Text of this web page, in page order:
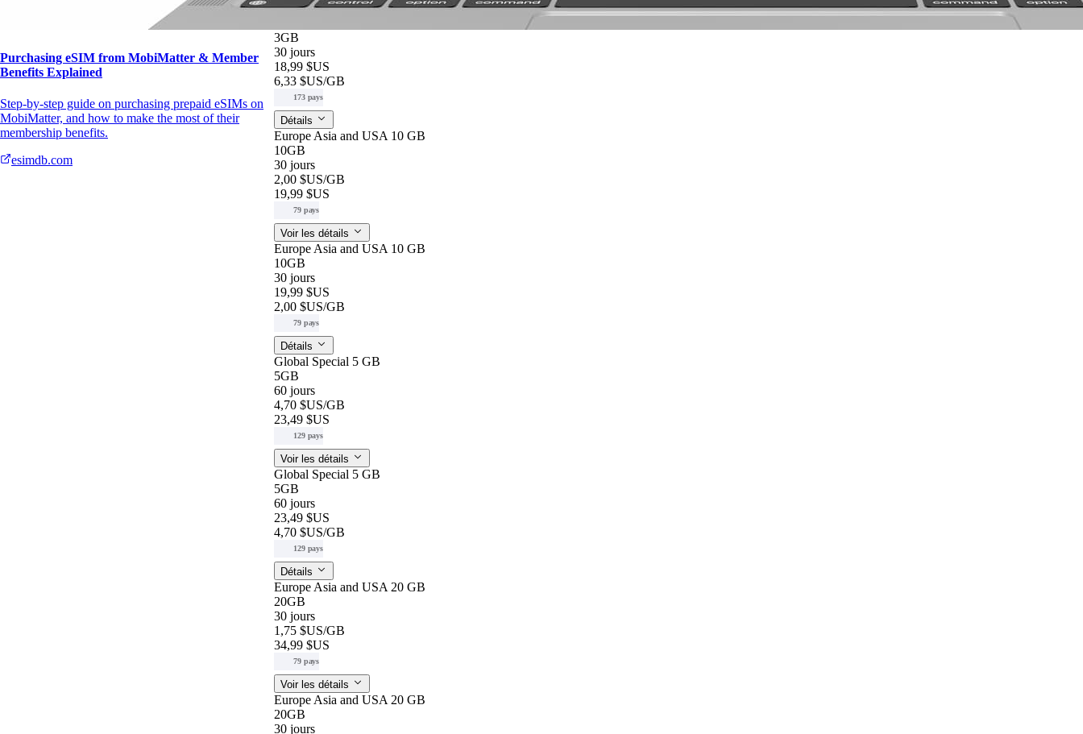
Voir les détails
3GB
30 jours
18,99 $US
6,33 $US/GB
173 pays
Détails
Europe Asia and USA 10 GB
10GB
30 jours
2,00 $US/GB
19,99 $US
79 pays
Voir les détails
Europe Asia and USA 10 GB
10GB
30 jours
19,99 $US
2,00 $US/GB
79 pays
Détails
Global Special 5 GB
5GB
60 jours
4,70 $US/GB
23,49 $US
129 pays
Voir les détails
Global Special 5 GB
5GB
60 jours
23,49 $US
4,70 $US/GB
129 pays
Détails
Europe Asia and USA 20 GB
20GB
30 jours
1,75 $US/GB
34,99 $US
79 pays
Voir les détails
Europe Asia and USA 20 GB
20GB
30 jours
Purchasing eSIM from MobiMatter & Member
Benefits Explained
Step-by-step guide on purchasing prepaid eSIMs on
MobiMatter, and how to make the most of their
membership benefits.
esimdb.com